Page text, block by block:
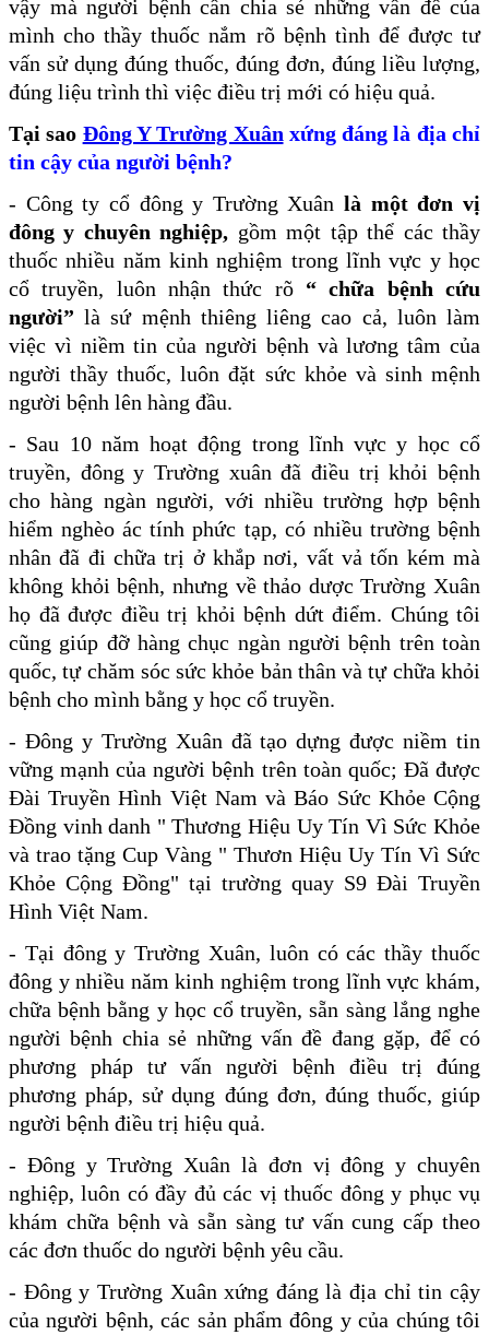
vậy mà người bệnh cần chia sẻ những vấn đề của
mình cho thầy thuốc nắm rõ bệnh tình để được tư
vấn sử dụng đúng thuốc, đúng đơn, đúng liều lượng,
đúng liệu trình thì việc điều trị mới có hiệu quả.
Tại sao Đông Y Trường Xuân xứng đáng là địa chỉ
tin cậy của người bệnh?
- Công ty cổ đông y Trường Xuânlà một đơn vị
đông y chuyên nghiệp, gồm một tập thể các thầy
thuốc nhiều năm kinh nghiệm trong lĩnh vực y học
cổ truyền, luôn nhận thức rõ “ chữa bệnh cứu
người” là sứ mệnh thiêng liêng cao cả, luôn làm
việc vì niềm tin của người bệnh và lương tâm của
người thầy thuốc, luôn đặt sức khỏe và sinh mệnh
người bệnh lên hàng đầu.
- Sau 10 năm hoạt động trong lĩnh vực y học cổ
truyền, đông y Trường xuân đã điều trị khỏi bệnh
cho hàng ngàn người, với nhiều trường hợp bệnh
hiểm nghèo ác tính phức tạp, có nhiều trường bệnh
nhân đã đi chữa trị ở khắp nơi, vất vả tốn kém mà
không khỏi bệnh, nhưng về thảo dược Trường Xuân
họ đã được điều trị khỏi bệnh dứt điểm. Chúng tôi
cũng giúp đỡhàng chục ngàn người bệnh trên toàn
quốc, tự chăm sóc sức khỏe bản thân và tự chữa khỏi
bệnh cho mình bằng y học cổ truyền.
- Đông y Trường Xuân đã tạo dựng được niềm tin
vững mạnh của người bệnh trên toàn quốc; Đã được
Đài Truyền Hình Việt Nam và Báo Sức Khỏe Cộng
Đồng vinh danh " Thương Hiệu Uy Tín Vì Sức Khỏe
và trao tặng Cup Vàng " Thươn Hiệu Uy Tín Vì Sức
Khỏe Cộng Đồng" tại trường quay S9 Đài Truyền
Hình Việt Nam.
- Tại đông y Trường Xuân, luôn có các thầy thuốc
đông y nhiều năm kinh nghiệm trong lĩnh vực khám,
chữa bệnh bằng y học cổ truyền, sẵn sàng lắng nghe
người bệnh chia sẻ những vấn đề đang gặp, để có
phương pháp tư vấn người bệnh điều trị đúng
phương pháp, sử dụng đúng đơn, đúng thuốc, giúp
người bệnh điều trị hiệu quả.
- Đông y Trường Xuân là đơn vị đông y chuyên
nghiệp, luôn có đầy đủ các vị thuốc đông y phục vụ
khám chữa bệnh và sẵn sàng tư vấn cung cấp theo
các đơn thuốc do người bệnh yêu cầu.
- Đông y Trường Xuân xứng đáng là địa chỉ tin cậy
của người bệnh, các sản phẩm đông y của chúng tôi